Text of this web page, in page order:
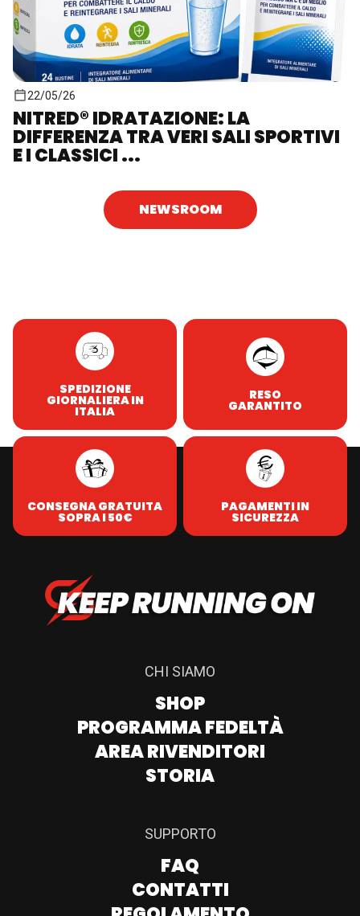
22/05/26
NITRED® IDRATAZIONE: LA
DIFFERENZA TRA VERI SALI SPORTIVI
E I CLASSICI ...
NEWSROOM
SPEDIZIONE
GIORNALIERA IN
ITALIA
RESO
GARANTITO
CONSEGNA GRATUITA
SOPRA I 50€
PAGAMENTI IN
SICUREZZA
CHI SIAMO
SHOP
PROGRAMMA FEDELTÀ
AREA RIVENDITORI
STORIA
SUPPORTO
FAQ
CONTATTI